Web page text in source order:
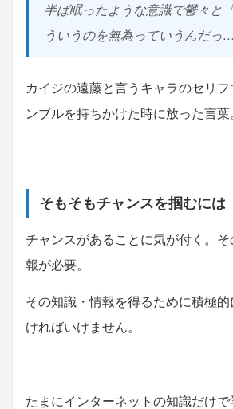
半ば眠ったような意識で鬱々と
ういうのを無為っていうんだっ
カイジの遠藤と言うキャラのセリ
ンブルを持ちかけた時に放った言葉
そもそもチャンスを掴むには
チャンスがあることに気が付く。
報が必要。
その知識・情報を得るために積極
ければいけません。
たまにインターネットの知識だけ